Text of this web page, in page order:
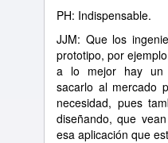
PH: Indispensable.
JJM: Que los
prototipo, por
a lo mejor hay un
sacarlo al mercado
necesidad, pues
diseñando, que
esa aplicación que